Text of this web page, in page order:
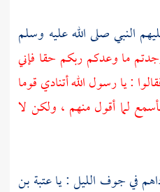
النبي صلى الله عليه وسلم
ما وعدكم ربكم حقا فإني
: يا رسول الله أتنادي قوما
لما أقول منهم ، ولكن لا
في جوف الليل : ياعتبة بن